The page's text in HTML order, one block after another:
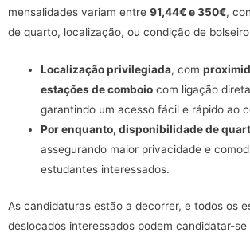
mensalidades variam entre 91,44€ e 350€,
de quarto, localização, ou condição de bolseiro
Localização privilegiada, com
estações de comboio com ligação
garantindo um acesso fácil e rápido ao
Por enquanto, disponibilidade de
assegurando maior privacidade e
estudantes interessados.
As candidaturas estão a decorrer, e todos os
deslocados interessados podem candidatar-